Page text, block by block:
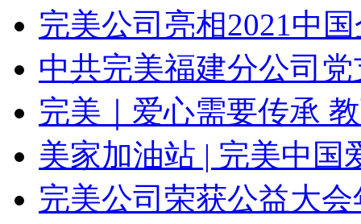
完美公司亮相2021中
中共完美福建分公司
完美｜爱心需要传承
美家加油站 | 完美中国
完美公司荣获公益大